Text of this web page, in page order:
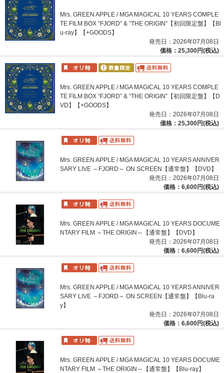
Mrs. GREEN APPLE / MGA MAGICAL 10 YEARS COMPLE
TE FILM BOX “FJORD” & “THE ORIGIN”【初回限定盤】【Bl
u-ray】【+GOODS】
発売日：2026年07月08日
価格：25,300円(税込)
Mrs. GREEN APPLE / MGA MAGICAL 10 YEARS COMPLE
TE FILM BOX “FJORD” & “THE ORIGIN”【初回限定盤】【D
VD】【+GOODS】
発売日：2026年07月08日
価格：25,300円(税込)
Mrs. GREEN APPLE / MGA MAGICAL 10 YEARS ANNIVER
SARY LIVE ～FJORD～ ON SCREEN【通常盤】【DVD】
発売日：2026年07月08日
価格：6,600円(税込)
Mrs. GREEN APPLE / MGA MAGICAL 10 YEARS DOCUME
NTARY FILM ～THE ORIGIN～【通常盤】【DVD】
発売日：2026年07月08日
価格：6,600円(税込)
Mrs. GREEN APPLE / MGA MAGICAL 10 YEARS ANNIVER
SARY LIVE ～FJORD～ ON SCREEN【通常盤】【Blu-ra
y】
発売日：2026年07月08日
価格：6,600円(税込)
Mrs. GREEN APPLE / MGA MAGICAL 10 YEARS DOCUME
NTARY FILM ～THE ORIGIN～【通常盤】【Blu-ray】